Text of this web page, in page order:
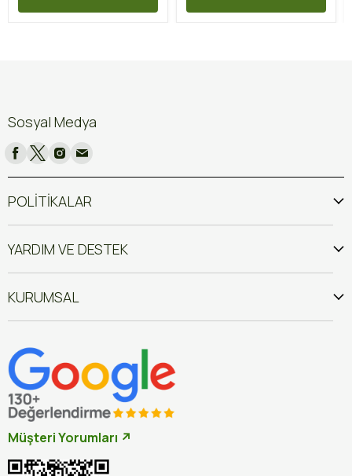
Sosyal Medya
POLİTİKALAR
YARDIM VE DESTEK
KURUMSAL
Müşteri Yorumları ↗